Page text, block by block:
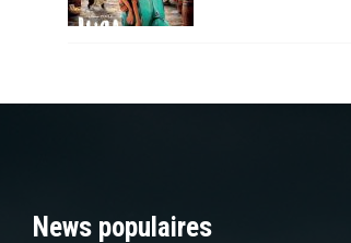
News populaires